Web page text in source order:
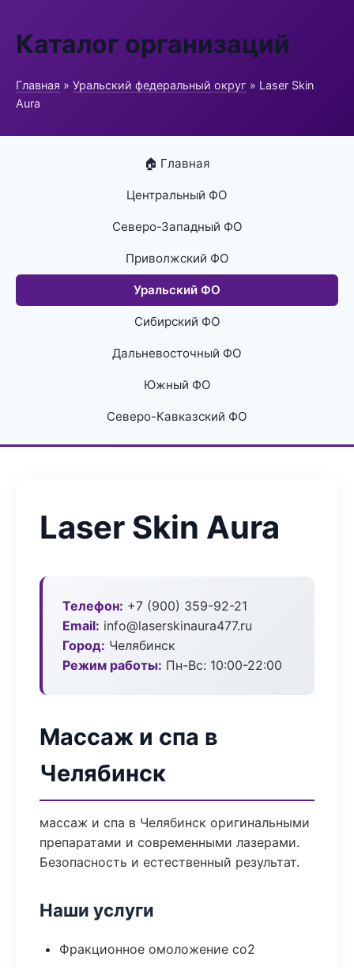
Каталог организаций
Главная » Уральский федеральный округ » Laser Skin
Aura
🏠 Главная
Центральный ФО
Северо-Западный ФО
Приволжский ФО
Уральский ФО
Сибирский ФО
Дальневосточный ФО
Южный ФО
Северо-Кавказский ФО
Laser Skin Aura
Телефон: +7 (900) 359-92-21
Email: info@laserskinaura477.ru
Город: Челябинск
Режим работы: Пн-Вс: 10:00-22:00
Массаж и спа в
Челябинск
массаж и спа в Челябинск оригинальными
препаратами и современными лазерами.
Безопасность и естественный результат.
Наши услуги
Фракционное омоложение co2